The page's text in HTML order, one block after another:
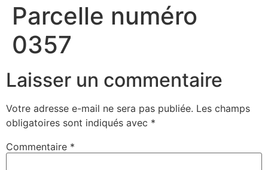
Parcelle numéro
0357
Laisser un commentaire
Votre adresse e-mail ne sera pas publiée. Les champs
obligatoires sont indiqués avec *
Commentaire *